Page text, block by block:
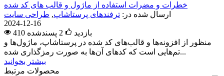
خطرات و مضرات استفاده از ماژول و قالب های کد شده
ارسال شده در: ترفندهای پرستاشاپ, طراحی سایت
2024-12-16
410 بازدید
2 پسندشده
منظور از افزونه‌ها و قالب‌های کد شده در پرستاشاپ، ماژول‌ها و
تم‌هایی است که کدهای آن‌ها به صورت رمزگذاری شده...
بیشتر بخوانید
محصولات مرتبط